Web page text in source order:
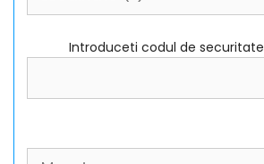
Introduceti codul de securitate